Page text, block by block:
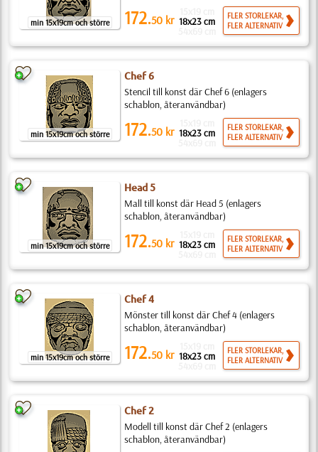
min 15x19cm och större 172.50 kr 18x23 cm
FLER STORLEKAR,
FLER ALTERNATIV
min 15x19cm och större
Chef 6
Stencil till konst där Chef 6 (enlagers
schablon, återanvändbar)
172.50 kr 18x23 cm
FLER STORLEKAR,
FLER ALTERNATIV
min 15x19cm och större
Head 5
Mall till konst där Head 5 (enlagers
schablon, återanvändbar)
172.50 kr 18x23 cm
FLER STORLEKAR,
FLER ALTERNATIV
min 15x19cm och större
Chef 4
Mönster till konst där Chef 4 (enlagers
schablon, återanvändbar)
172.50 kr 18x23 cm
FLER STORLEKAR,
FLER ALTERNATIV
Chef 2
Modell till konst där Chef 2 (enlagers
schablon, återanvändbar)